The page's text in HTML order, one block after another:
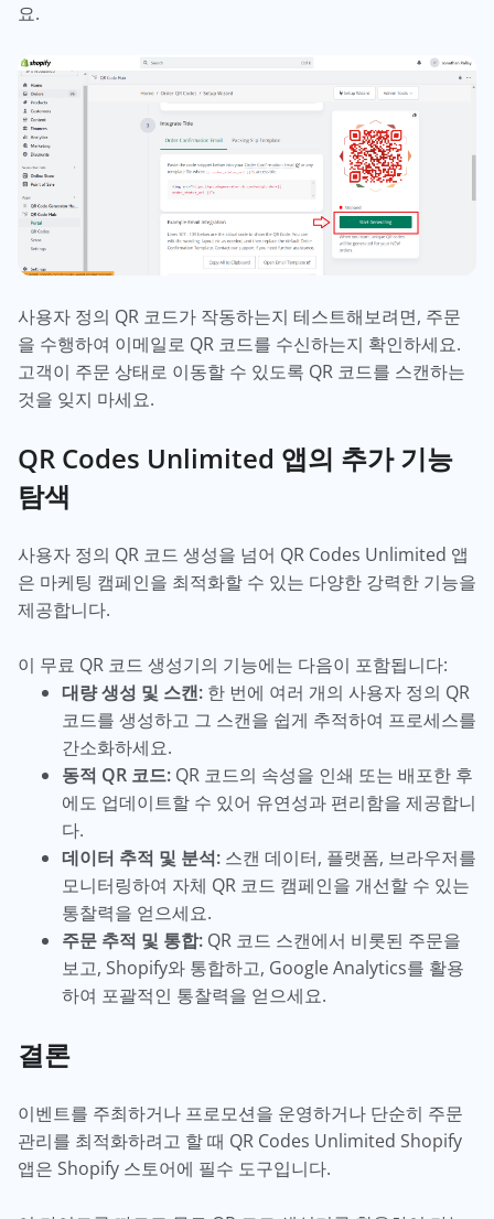
요.
사용자 정의 QR 코드가 작동하는지 테스트해보려면, 주문
을 수행하여 이메일로 QR 코드를 수신하는지 확인하세요.
고객이 주문 상태로 이동할 수 있도록 QR 코드를 스캔하는
것을 잊지 마세요.
QR Codes Unlimited 앱의 추가 기능
탐색
사용자 정의 QR 코드 생성을 넘어 QR Codes Unlimited 앱
은 마케팅 캠페인을 최적화할 수 있는 다양한 강력한 기능을
제공합니다.
이 무료 QR 코드 생성기의 기능에는 다음이 포함됩니다:
대량 생성 및 스캔: 한 번에 여러 개의 사용자 정의 QR
코드를 생성하고 그 스캔을 쉽게 추적하여 프로세스를
간소화하세요.
동적 QR 코드: QR 코드의 속성을 인쇄 또는 배포한 후
에도 업데이트할 수 있어 유연성과 편리함을 제공합니
다.
데이터 추적 및 분석: 스캔 데이터, 플랫폼, 브라우저를
모니터링하여 자체 QR 코드 캠페인을 개선할 수 있는
통찰력을 얻으세요.
주문 추적 및 통합: QR 코드 스캔에서 비롯된 주문을
보고, Shopify와 통합하고, Google Analytics를 활용
하여 포괄적인 통찰력을 얻으세요.
결론
이벤트를 주최하거나 프로모션을 운영하거나 단순히 주문
관리를 최적화하려고 할 때 QR Codes Unlimited Shopify
앱은 Shopify 스토어에 필수 도구입니다.